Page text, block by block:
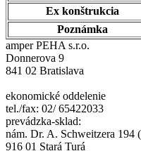
Ex konštrukcia
Poznámka
amper PEHA s.r.o.
Donnerova 9
841 02 Bratislava
ekonomické oddelenie
tel./fax: 02/ 65422033
prevádzka-sklad:
nám. Dr. A. Schweitzera 194
916 01 Stará Turá